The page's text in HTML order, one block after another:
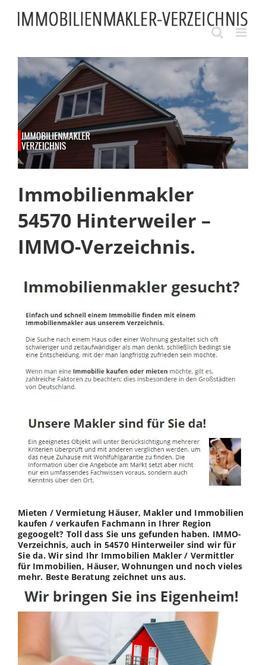
content
Immobilienmakler
54570 Hinterweiler –
IMMO-Verzeichnis.
Mieten / Vermietung Häuser, Makler und Immobilien
kaufen / verkaufen Fachmann in Ihrer Region
gegoogelt? Toll dass Sie uns gefunden haben. IMMO-
Verzeichnis, auch in 54570 Hinterweiler sind wir für
Sie da. Wir sind Ihr Immobilien Makler / Vermittler
für Immobilien, Häuser, Wohnungen und noch vieles
mehr. Beste Beratung zeichnet uns aus.